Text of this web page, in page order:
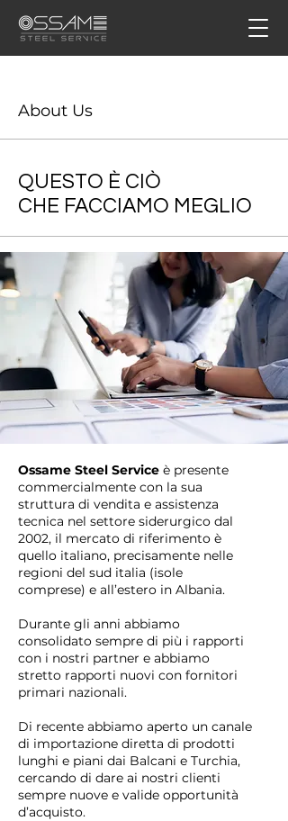
About Us
QUESTO È CIÒ
CHE FACCIAMO MEGLIO
Ossame Steel Service è presente
commercialmente con la sua
struttura di vendita e assistenza
tecnica nel settore siderurgico dal
2002, il mercato di riferimento è
quello italiano, precisamente nelle
regioni del sud italia (isole
comprese) e all’estero in Albania.
Durante gli anni abbiamo
consolidato sempre di più i rapporti
con i nostri partner e abbiamo
stretto rapporti nuovi con fornitori
primari nazionali.
Di recente abbiamo aperto un canale
di importazione diretta di prodotti
lunghi e piani dai Balcani e Turchia,
cercando di dare ai nostri clienti
sempre nuove e valide opportunità
d’acquisto.